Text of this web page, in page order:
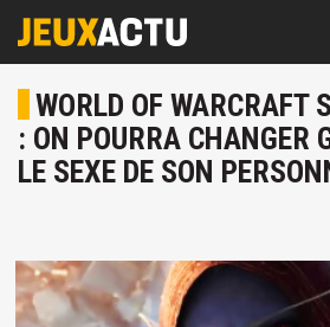
WORLD OF WARCRAFT
: ON POURRA CHANGER
LE SEXE DE SON